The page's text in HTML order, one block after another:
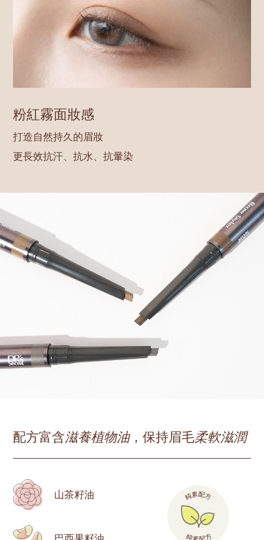
粉紅霧面妝感
打造自然持久的眉妝
更長效抗汗、抗水、抗暈染
配方富含滋養植物油，保持眉毛柔軟滋潤
山茶籽油